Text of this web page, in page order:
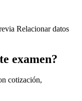
Relacionar datos
examen?
cotización,